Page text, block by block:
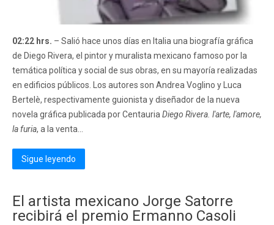
02:22 hrs. – Salió hace unos días en Italia una biografía gráfica
de Diego Rivera, el pintor y muralista mexicano famoso por la
temática política y social de sus obras, en su mayoría realizadas
en edificios públicos. Los autores son Andrea Voglino y Luca
Bertelè, respectivamente guionista y diseñador de la nueva
novela gráfica publicada por Centauria Diego Rivera. l'arte, l'amore,
la furia, a la venta...
Sigue leyendo
El artista mexicano Jorge Satorre
recibirá el premio Ermanno Casoli